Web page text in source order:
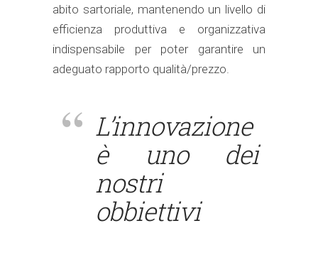
abito sartoriale, mantenendo un livello di
efficienza produttiva e organizzativa
indispensabile per poter garantire un
adeguato rapporto qualità/prezzo.
L’innovazione
è uno dei
nostri
obbiettivi